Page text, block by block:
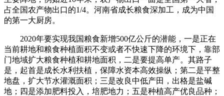
占全国农产物出口的1/4。河南省成长粮食深加工，成为中国
的第一大厨房。
2020年要实现我国粮食新增500亿公斤的潜能，一是正在
当前耕地和粮食种植面积不变或者不快速下降的环境下，靠部
门地域扩大粮食种植和耕地面积，二是要提高单产。其路子
是，起首是成长水利扶植，保障水资本高效操纵；第二是平整
地盘，扩大节水灌溉面积；三是改良中低产田，出格是盐碱
地；四是添加肥料投入，培肥地力；五是种植高产优良品种；